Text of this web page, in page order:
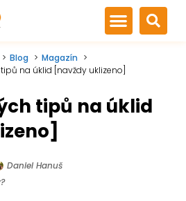
Blog
Magazín
na úklid [navždy uklizeno]
tipů na úklid
Daniel Hanuš